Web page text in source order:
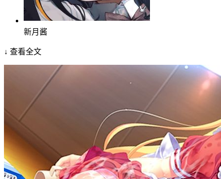
新月酱
↓ 查看全文